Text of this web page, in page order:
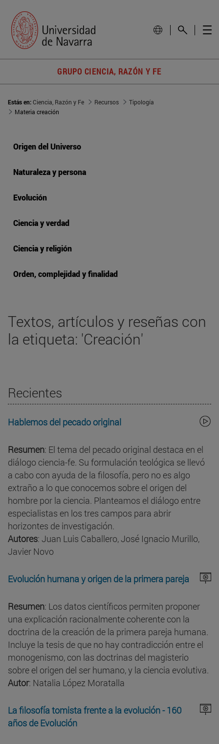
GRUPO CIENCIA, RAZÓN Y FE
Estás en:Ciencia, Razón y Fe Recursos
Tipología
Materia creación
Origen del Universo
Naturaleza y persona
Evolución
Ciencia y verdad
Ciencia y religión
Orden, complejidad y finalidad
Textos, artículos y reseñas con
la etiqueta: 'Creación'
Recientes
Hablemos del pecado original
Resumen: El tema del pecado original destaca en el
diálogo ciencia-fe. Su formulación teológica se llevó
a cabo con ayuda de la filosofía, pero no es algo
extraño a lo que conocemos sobre el origen del
hombre por la ciencia. Planteamos el diálogo entre
especialistas en los tres campos para abrir
horizontes de investigación.
Autores: Juan Luis Caballero, José Ignacio Murillo,
Javier Novo
Evolución humana y origen de la primera pareja
Resumen: Los datos científicos permiten proponer
una explicación racionalmente coherente con la
doctrina de la creación de la primera pareja humana.
Incluye la tesis de que no hay contradicción entre el
monogenismo, con las doctrinas del magisterio
sobre el origen del ser humano, y la ciencia evolutiva.
Autor: Natalia López Moratalla
La filosofía tomista frente a la evolución - 160
años de Evolución